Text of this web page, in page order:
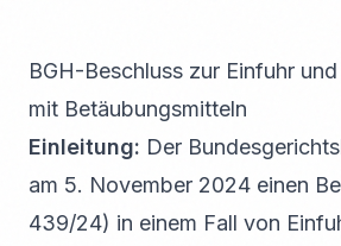
BGH-Beschluss zur Einfuhr
mit Betäubungsmitteln
Einleitung: Der
am 5. November 2024 einen
439/24) in einem Fall von